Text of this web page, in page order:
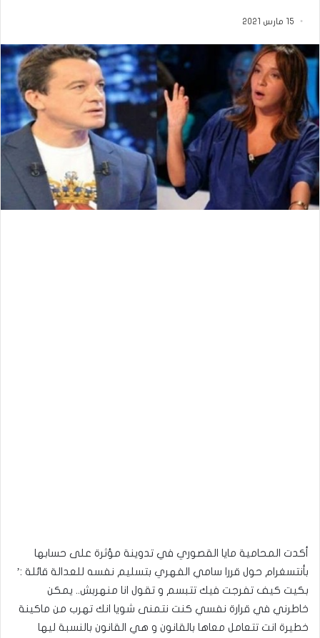
15 مارس 2021
أكدت المحامية مايا القصوري في تدوينة مؤثرة على حسابها
بأنتسغرام حول قررا سامي الفهري بتسليم نفسه للعدالة قائلة :’
بكيت كيف تفرجت فيك تتبسم و تقول انا منهربش.. يمكن
خاطرني في قرارة نفسي كنت نتمنى شويا انك تهرب من ماكينة
خطيرة انت تتعامل معاها بالقانون و هي القانون بالنسبة ليها